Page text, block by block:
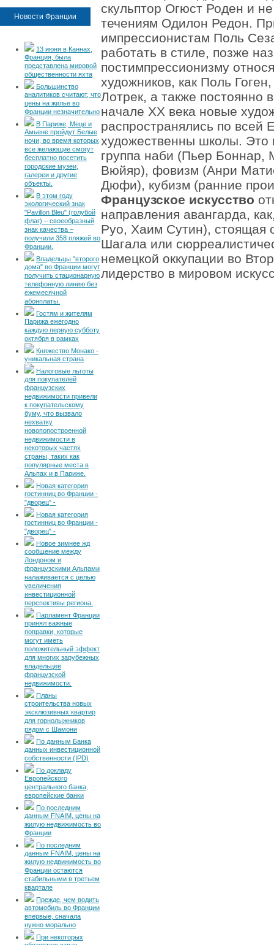
Новости Франции
13 июня в Каннах,
Франция, была
представлена мировой
общественности яхта
Большинство
аналитиков считают, что
цены на жилье во
Франции незначительно
В Париже, Меце и
Амьене пройдут Белые
ночи, во время которых
все желающие смогут
бесплатно посетить
городские музеи,
галереи и другие
объекты.
В этом году
экологический знак
"Pavillon Bleu" (голубой
флаг) – своеобразный
знак качества –
получили 358 пляжей во
Франции.
Владельцы "второго
дома" во Франции могут
получить стационарную
телефонную линию без
ежемесячной
абонплаты.
Гостям и жителям
Парижа ежегодно
каждую первую субботу
октября в рамках
Княжество Монако -
уникальная страна
Налоговые льготы
для покупателей
французских
недвижимости привели
к покупательскому
буму, что вызвало
нехватку
новопопостроенной
недвижимости в
некоторых частях
страны, таких как
популярные места в
Альпах и в Париже.
Новая категория
гостинниц во Франции -
"дворец" -
Новая категория
гостинниц во Франции -
"дворец" -
Новое зимнее жд
сообщение между
Лондоном и
французскими Альпами
налаживается с целью
увеличения
инвестиционной
перспективы региона.
Парламент Франции
принял важные
поправки, которые
могут иметь
положительный эффект
для многих зарубежных
владельцев
французской
недвижимости.
Планы
строительства новых
эксклюзивных квартир
для горнолыжников
рядом с Шамони
По данным Банка
данных инвестиционной
собственности (IPD)
По докладу
Европейского
центрального банка,
европейские банки
По последним
данным FNAIM, цены на
жилую недвижимость во
Франции
По последним
данным FNAIM, цены на
жилую недвижимость во
Франции остаются
стабильными в третьем
квартале
Прежде, чем водить
автомобиль во Франции
впервые, сначала
нужно морально
При некоторых
скульптор Огюст Роден и
течениям Одилон Редон.
импрессионистам Поль
работать в стиле, позже
постимпрессионизму
художников, как Поль
Лотрек, а также постоянно
начале XX века новые
распространялись по всей
художественны школы.
группа наби (Пьер Боннар,
Вюйяр), фовизм (Анри
Дюфи), кубизм (ранние
Французское искусство
направления авангарда,
Руо, Хаим Сутин), стоящая
Шагала или
немецкой оккупации во
лидерство в мировом